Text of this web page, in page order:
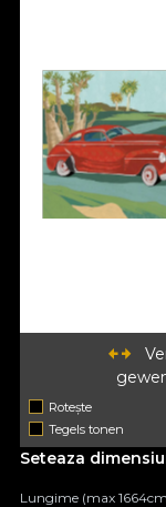
Rotește
Tegels tonen
Seteaza
Lungime (max